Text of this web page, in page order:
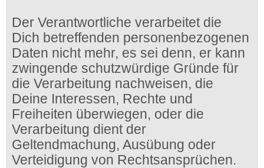
Der Verantwortliche verarbeitet die
Dich betreffenden personenbezogenen
Daten nicht mehr, es sei denn, er kann
zwingende schutzwürdige Gründe für
die Verarbeitung nachweisen, die
Deine Interessen, Rechte und
Freiheiten überwiegen, oder die
Verarbeitung dient der
Geltendmachung, Ausübung oder
Verteidigung von Rechtsansprüchen.